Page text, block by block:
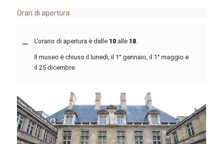
Orari di apertura
L’orario di apertura è dalle 10alle 18.
Il museo è chiuso il lunedì, il 1° gennaio, il 1° maggio e
il 25 dicembre.